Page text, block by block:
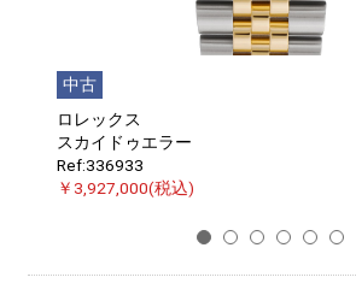
中古
ロレックス
スカイドゥエラー
Ref:336933
￥3,927,000(税込)
1 2 3 4 5 6